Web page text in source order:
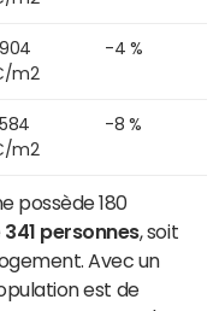
904
m2
-4 %
584
m2
-8 %
possède 180
341 personnes, soit
Avec un
est de